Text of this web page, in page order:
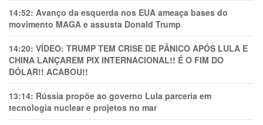
14:52: Avanço da esquerda nos EUA ameaça bases do
movimento MAGA e assusta Donald Trump
14:20: VÍDEO: TRUMP TEM CRlSE DE PÂNlCO APÓS LULA E
CHINA LANÇAREM PIX INTERNACIONAL!! É O FIM DO
DÓLAR!! ACABOU!!
13:14: Rússia propõe ao governo Lula parceria em
tecnologia nuclear e projetos no mar